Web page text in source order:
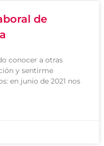
de
conocer a otras
y sentirme
en junio de 2021 nos